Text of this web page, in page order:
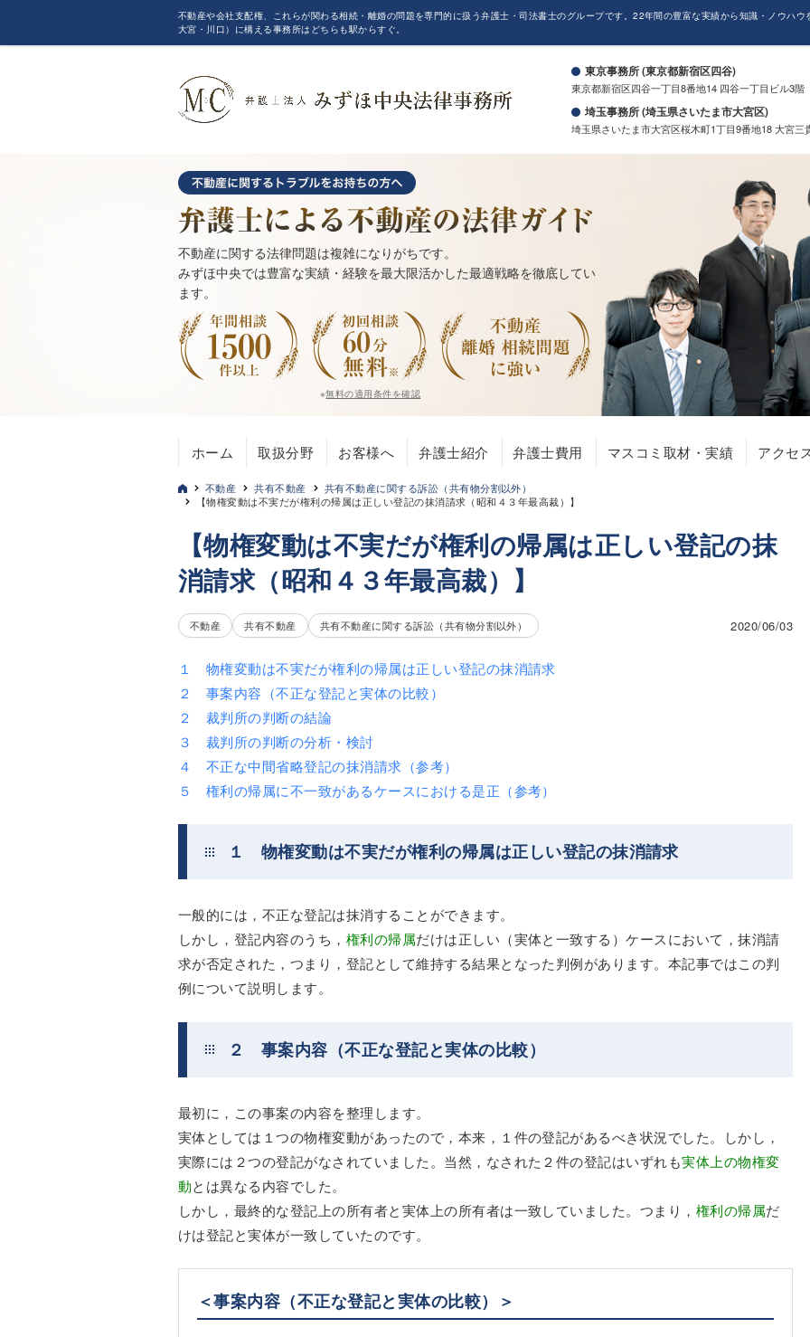
不動産や会社支配権、これらが関わる相続・離婚の問題を専門的に扱う弁護士・司法書士のグループです。22年間の豊富な実績から知識・ノウハ
大宮・川口）に構える事務所はどちらも駅からすぐ。
東京事務所 (東京都新宿区四谷)
東京都新宿区四谷一丁目8番地14 四谷一丁目ビル3階
埼玉事務所 (埼玉県さいたま市大宮区)
埼玉県さいたま市大宮区桜木町1丁目9番地18 大宮三
不動産に関する法律問題は複雑になりがちです。
みずほ中央では豊富な実績・経験を最大限活かした最適戦略を徹底してい
ます。
※無料の適用条件を確認
ホーム 取扱分野 お客様へ 弁護士紹介 弁護士費用 マスコミ取材・実績 アクセ
不動産 共有不動産
共有不動産に関する訴訟（共有物分割以外）
【物権変動は不実だが権利の帰属は正しい登記の抹消請求（昭和４３年最高裁）】
【物権変動は不実だが権利の帰属は正しい登記の抹
消請求（昭和４３年最高裁）】
不動産 共有不動産 共有不動産に関する訴訟（共有物分割以外） 2020/06/03
１ 物権変動は不実だが権利の帰属は正しい登記の抹消請求
２ 事案内容（不正な登記と実体の比較）
２ 裁判所の判断の結論
３ 裁判所の判断の分析・検討
４ 不正な中間省略登記の抹消請求（参考）
５ 権利の帰属に不一致があるケースにおける是正（参考）
１ 物権変動は不実だが権利の帰属は正しい登記の抹消請求
一般的には，不正な登記は抹消することができます。
しかし，登記内容のうち， 権利の帰属だけは正しい（実体と一致する）ケースにおいて，抹消請
求が否定された，つまり，登記として維持する結果となった判例があります。本記事ではこの判
例について説明します。
２ 事案内容（不正な登記と実体の比較）
最初に，この事案の内容を整理します。
実体としては１つの物権変動があったので，本来，１件の登記があるべき状況でした。しかし，
実際には２つの登記がなされていました。当然，なされた２件の登記はいずれも実体上の物権変
動とは異なる内容でした。
しかし，最終的な登記上の所有者と実体上の所有者は一致していました。つまり， 権利の帰属だ
けは登記と実体が一致していたのです。
＜事案内容（不正な登記と実体の比較）＞